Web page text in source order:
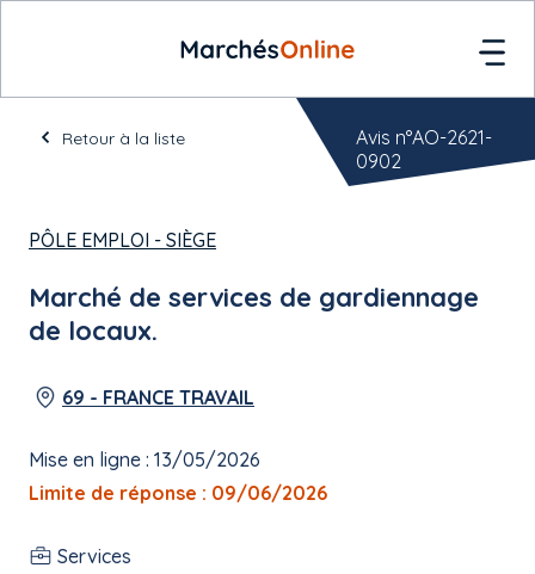
Retour à la liste
PÔLE EMPLOI - SIÈGE
Marché de services de gardiennage
de locaux.
69 - FRANCE TRAVAIL
Mise en ligne : 13/05/2026
Limite de réponse : 09/06/2026
Services
Avis n°AO-2621-
0902